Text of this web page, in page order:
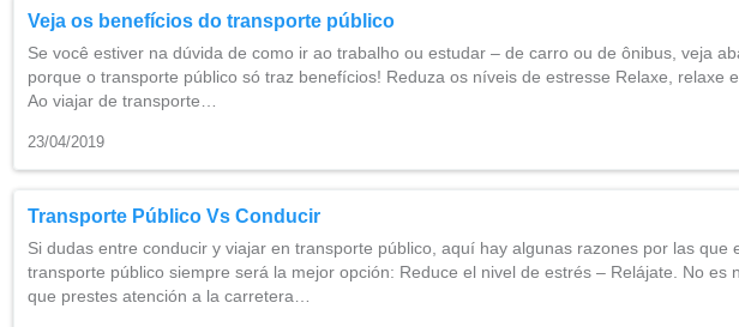
Veja os benefícios do transporte público
Se você estiver na dúvida de como ir ao trabalho ou estudar – de carro ou de ônibus, veja
porque o transporte público só traz benefícios! Reduza os níveis de estresse Relaxe, relaxe
Ao viajar de transporte…
23/04/2019
Transporte Público Vs Conducir
Si dudas entre conducir y viajar en transporte público, aquí hay algunas razones por las que
transporte público siempre será la mejor opción: Reduce el nivel de estrés – Relájate. No es
que prestes atención a la carretera…